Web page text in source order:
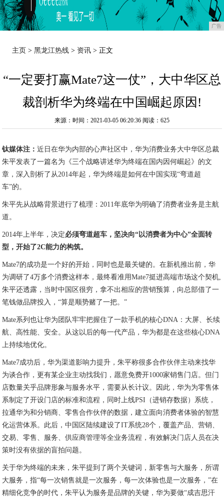
广告
主页 >黑龙江热线 > 资讯 > 正文
“一定要打赢Mate7这一仗”，大中华区总
裁剖析华为终端在中国崛起原因!
来源：时间：2021-03-05 06:20:36 阅读：625
钛媒体注：近日在华为内部的心声社区中，华为消费业务大中华区总裁
朱平发表了一篇名为《三个战略讲述华为终端在国内因何崛起》的文
章，深入剖析了从2014年起，华为终端是如何在中国实现“弯道超
车”的。
朱平先从战略背景进行了梳理：2011年底华为明确了消费者业务是主航
道。
2014年上半年，决定必须弯道超车，坚决向“以消费者为中心”全面转
型，开始了2C能力的构筑。
Mate7的成功是一个好的开始，同时也是最关键的。在新机推出前，华
为调研了4万多个消费这样本，最终看准用Mate7挺进高端市场这个契机,
朱平还透露，当时中国区很穷，拿不出相应的营销预算，向总部借了一
笔钱做品牌投入，“算是顺势赌了一把。”
Mate系列也让华为团队牢牢把握住了一款手机的核心DNA：大屏、长续
航、高性能、安全。从这以后的每一代产品，华为都是在这些核心DNA
上持续地优化。
Mate7成功后，华为渠道影响力提升，朱平称很多合作伙伴主动来找华
为谈合作，更有某企业主动找我们，愿意免费开1000家销售门店。但门
店数量关乎品牌形象与服务水平，需要从长计议。因此，华为为零售体
系制定了开设门店的标准和流程，同时上线PSI（进销存数据）系统，
拉通华为和分销商、零售合作伙伴的数据，建立面向消费者体验的智慧
化运营体系。此后，中国区陆续建设了IT系统28个，覆盖产品、营销、
交易、零售、服务、供应商管理等全业务流程，有效解决门店人员在决
策时没有依据的盲拍问题。
关于华为终端的未来，朱平提到了两个关键词，新零售与大服务，所谓
大服务，指“每一次销售就是一次服务，每一次体验也是一次服务，”在
精细化竞争的时代，朱平认为服务是品牌的关键，华为要做“成吉思汗